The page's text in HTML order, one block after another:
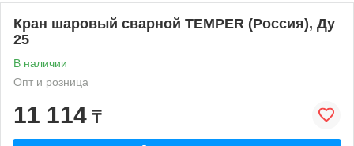
Кран шаровый сварной TEMPER (Россия), Ду
25
В наличии
Опт и розница
11 114 ₸